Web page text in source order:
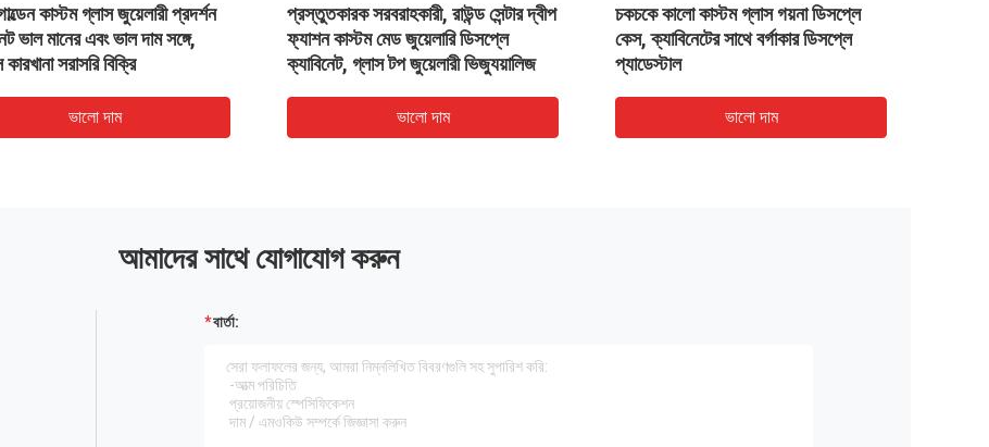
চকচকে কালো কাস্টম গ্লাস গয়না ডিসপ্লে
কেস, ক্যাবিনেটের সাথে বর্গাকার ডিসপ্লে
প্যাডেস্টাল
ভালো দাম
কালো কাঠের গ্লাস ফ্রি স্ট্যান্ডিং জুয়েলারী
ডিসপ্লে কেস বন্ধ স্টোরেজ এলাকা
ভালো দাম
কাস্টমাইজড বড় আকারের গ্লস হোয়াইট
জুয়েলারি ডিসপ্লে কেস ক্যাবিনেটের সাথে
ভালো দাম
আমাদের সাথে যোগাযোগ করুন
বার্তা: